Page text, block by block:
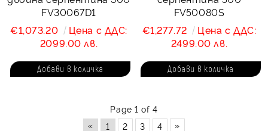
FV30067D1
€1,073.20
Цена с ДДС:
2099.00 лв.
FV50080S
€1,277.72
Цена с ДДС:
2499.00 лв.
Page 1 of 4
«
1 2 3 4 »